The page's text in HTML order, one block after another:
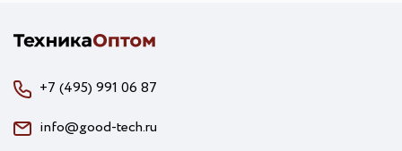
+7 (495) 991 06 87
info@good-tech.ru